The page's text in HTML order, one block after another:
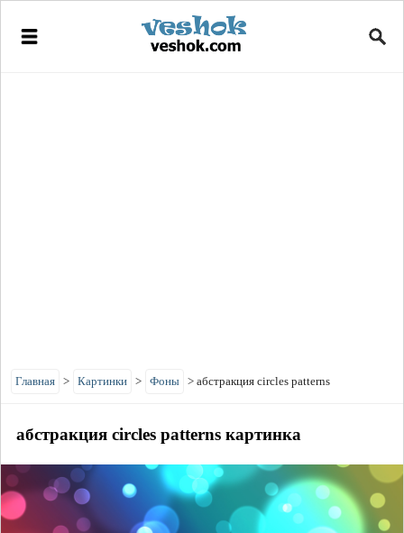
Главная > Картинки > Фоны > абстракция circles patterns
абстракция circles patterns картинка